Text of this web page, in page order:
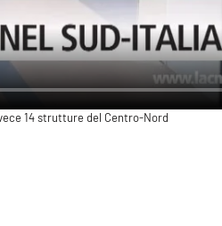
14 strutture del Centro-Nord